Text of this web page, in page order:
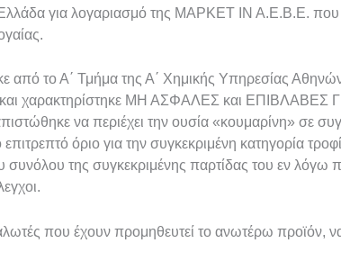
για λογαριασμό της ΜΑΡΚΕΤ ΙΝ Α.Ε.Β.Ε. που
από το Α΄ Τμήμα της Α΄ Χημικής Υπηρεσίας
χαρακτηρίστηκε ΜΗ ΑΣΦΑΛΕΣ και ΕΠΙΒΛΑΒΕΣ
να περιέχει την ουσία «κουμαρίνη» σε
όριο για την συγκεκριμένη κατηγορία
της συγκεκριμένης παρτίδας του εν λόγω
που έχουν προμηθευτεί το ανωτέρω προϊόν,